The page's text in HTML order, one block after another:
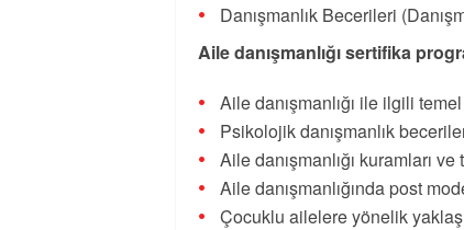
Danışmanlık Becerileri
Aile danışmanlığı sertifika
Aile danışmanlığı ile ilgili
Psikolojik danışmanlık
Aile danışmanlığı kuramları
Aile danışmanlığında post
Çocuklu ailelere yönelik